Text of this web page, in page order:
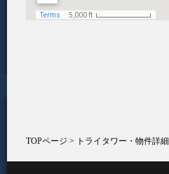
TOPページ > トライタワー・物件詳細